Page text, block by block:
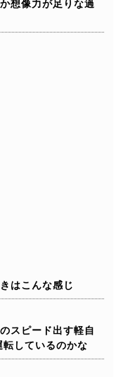
想像力が足りな過
はこんな感じ
スピード出す軽自
しているのかな